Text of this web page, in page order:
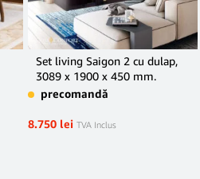
Set living Saigon 2 cu dulap,
3089 x 1900 x 450 mm.
precomandă
8.750 lei TVA Inclus